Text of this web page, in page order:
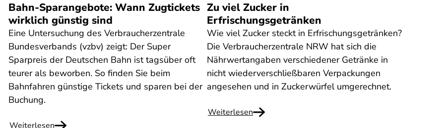
Bahn-Sparangebote: Wann Zugtickets
wirklich günstig sind
Eine Untersuchung des Verbraucherzentrale
Bundesverbands (vzbv) zeigt: Der Super
Sparpreis der Deutschen Bahn ist tagsüber oft
teurer als beworben. So finden Sie beim
Bahnfahren günstige Tickets und sparen bei der
Buchung.
Weiterlesen
Zu viel Zucker in
Erfrischungsgetränken
Wie viel Zucker steckt in Erfrischungsgetränken?
Die Verbraucherzentrale NRW hat sich die
Nährwertangaben verschiedener Getränke in
nicht wiederverschließbaren Verpackungen
angesehen und in Zuckerwürfel umgerechnet.
Weiterlesen